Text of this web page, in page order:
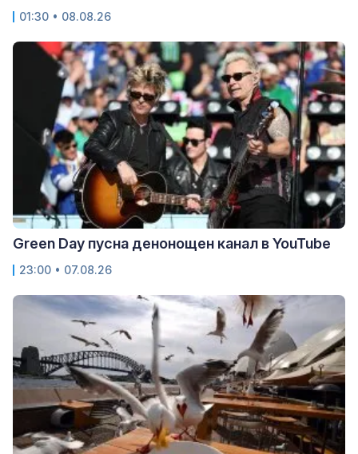
01:30 • 08.08.26
Green Day пусна денонощен канал в YouTube
23:00 • 07.08.26